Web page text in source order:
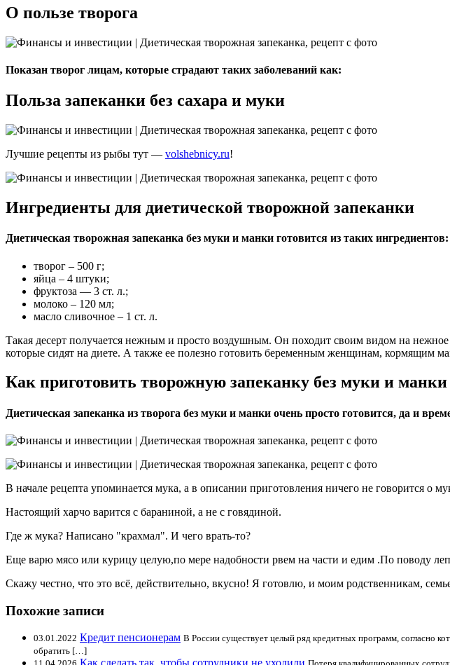
О пользе творога
Показан творог лицам, которые страдают таких заболеваний как:
Польза запеканки без сахара и муки
Лучшие рецепты из рыбы тут — volshebnicy.ru!
Ингредиенты для диетической творожной запеканки
Диетическая творожная запеканка без муки и манки готовится из таких ингредиентов:
творог – 500 г;
яйца – 4 штуки;
фруктоза — 3 ст. л.;
молоко – 120 мл;
масло сливочное – 1 ст. л.
Такая десерт получается нежным и просто воздушным. Он походит своим видом на
которые сидят на диете. А также ее полезно готовить беременным женщинам, кормящим
Как приготовить творожную запеканку без муки и манки
Диетическая запеканка из творога без муки и манки очень просто готовится, да и
В начале рецепта упоминается мука, а в описании приготовления ничего не говорится о
Настоящий харчо варится с бараниной, а не с говядиной.
Где ж мука? Написано "крахмал". И чего врать-то?
Еще варю мясо или курицу целую,по мере надобности рвем на части и едим .По поводу
Скажу честно, что это всё, действительно, вкусно! Я готовлю, и моим родственникам,
Похожие записи
03.01.2022 Кредит пенсионерам В России существует целый ряд кредитных программ, согласно
обратить […]